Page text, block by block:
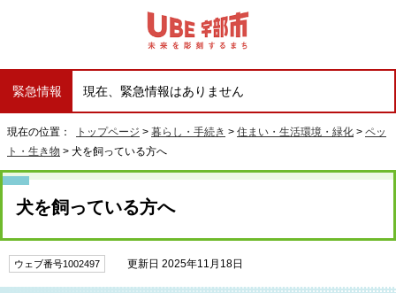
緊急情報 現在、緊急情報はありません
現在の位置： トップページ > 暮らし・手続き > 住まい・生活環境・緑化 > ペッ
ト・生き物 > 犬を飼っている方へ
犬を飼っている方へ
ウェブ番号1002497 更新日 2025年11月18日